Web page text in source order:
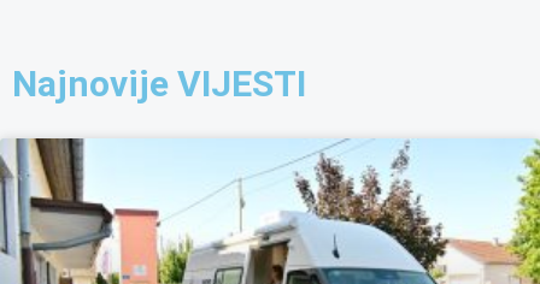
Najnovije VIJESTI